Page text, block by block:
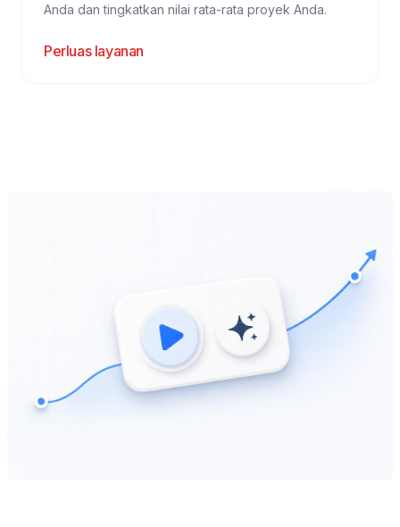
Anda dan tingkatkan nilai rata-rata proyek Anda.
Perluas layanan